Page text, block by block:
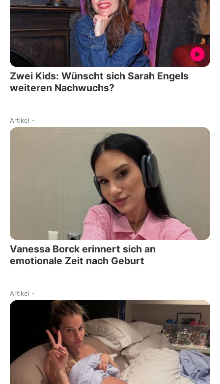
Zwei Kids: Wünscht sich Sarah Engels
weiteren Nachwuchs?
Artikel -
Vanessa Borck erinnert sich an
emotionale Zeit nach Geburt
Artikel -